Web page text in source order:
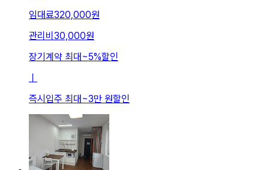
임대료320,000원
관리비 30,000원
장기계약 최대~5%할인
ㅣ
즉시입주 최대~3만 원할인